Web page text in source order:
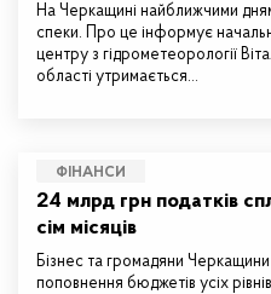
На Черкащині найближчими
спеки. Про це інформує
центру з гідрометеорології
області утримається…
ФІНАНСИ
24 млрд грн податків
сім місяців
Бізнес та громадяни
поповнення бюджетів усіх